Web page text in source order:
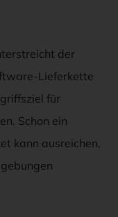
der
Lieferkette
für
Schon ein
kann ausreichen,